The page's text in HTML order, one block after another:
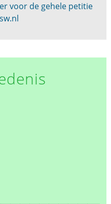
voor de gehele petitie